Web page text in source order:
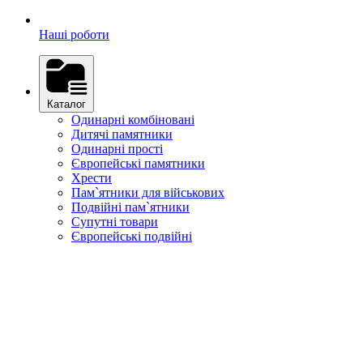
Наші роботи
Каталог
Одинарні комбіновані
Дитячі памятники
Одинарні прості
Європейські памятники
Хрести
Пам`ятники для військових
Подвійні пам`ятники
Супутні товари
Європейські подвійні